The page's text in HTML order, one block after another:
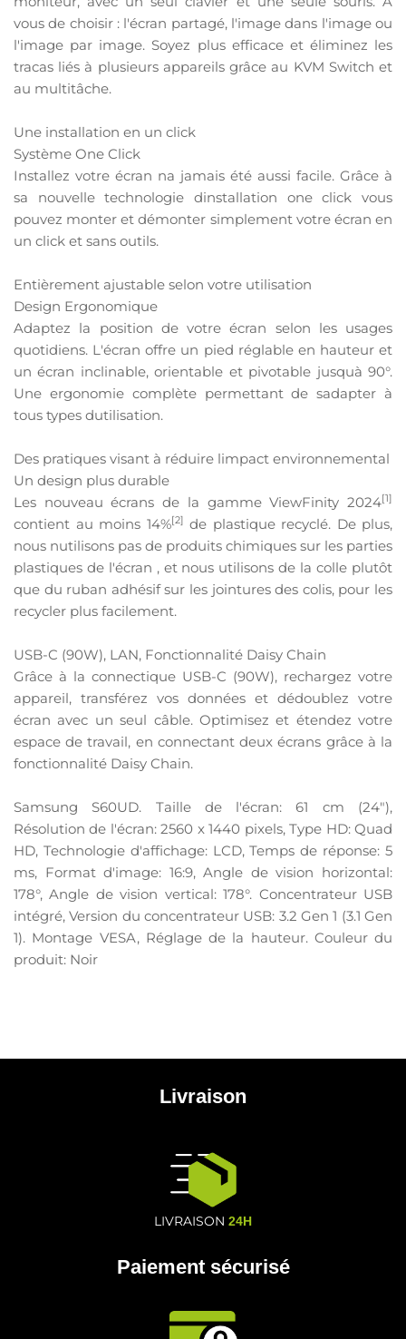
vous de choisir : l'écran partagé, l'image dans l'image ou
l'image par image. Soyez plus efficace et éliminez les
tracas liés à plusieurs appareils grâce au KVM Switch et
au multitâche.
Une installation en un click
Système One Click
Installez votre écran na jamais été aussi facile. Grâce à
sa nouvelle technologie dinstallation one click vous
pouvez monter et démonter simplement votre écran en
un click et sans outils.
Entièrement ajustable selon votre utilisation
Design Ergonomique
Adaptez la position de votre écran selon les usages
quotidiens. L'écran offre un pied réglable en hauteur et
un écran inclinable, orientable et pivotable jusquà 90°.
Une ergonomie complète permettant de sadapter à
tous types dutilisation.
Des pratiques visant à réduire limpact environnemental
Un design plus durable
Les nouveau écrans de la gamme ViewFinity 2024[1]
contient au moins 14%[2] de plastique recyclé. De plus,
nous nutilisons pas de produits chimiques sur les parties
plastiques de l'écran , et nous utilisons de la colle plutôt
que du ruban adhésif sur les jointures des colis, pour les
recycler plus facilement.
USB-C (90W), LAN, Fonctionnalité Daisy Chain
Grâce à la connectique USB-C (90W), rechargez votre
appareil, transférez vos données et dédoublez votre
écran avec un seul câble. Optimisez et étendez votre
espace de travail, en connectant deux écrans grâce à la
fonctionnalité Daisy Chain.
Samsung S60UD. Taille de l'écran: 61 cm (24"),
Résolution de l'écran: 2560 x 1440 pixels, Type HD: Quad
HD, Technologie d'affichage: LCD, Temps de réponse: 5
ms, Format d'image: 16:9, Angle de vision horizontal:
178°, Angle de vision vertical: 178°. Concentrateur USB
intégré, Version du concentrateur USB: 3.2 Gen 1 (3.1 Gen
1). Montage VESA, Réglage de la hauteur. Couleur du
produit: Noir
Livraison
LIVRAISON 24H
Paiement sécurisé